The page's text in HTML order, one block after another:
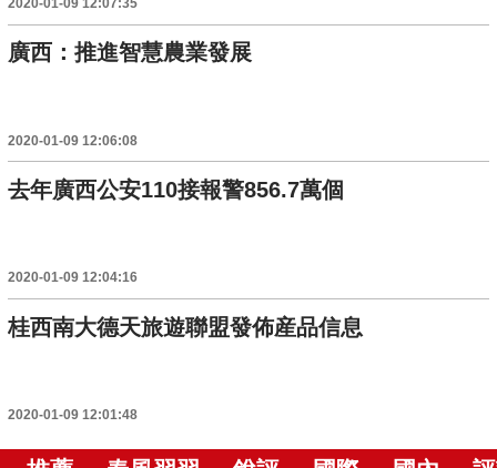
2020-01-09 12:07:35
廣西：推進智慧農業發展
2020-01-09 12:06:08
去年廣西公安110接報警856.7萬個
2020-01-09 12:04:16
桂西南大德天旅遊聯盟發佈産品信息
2020-01-09 12:01:48